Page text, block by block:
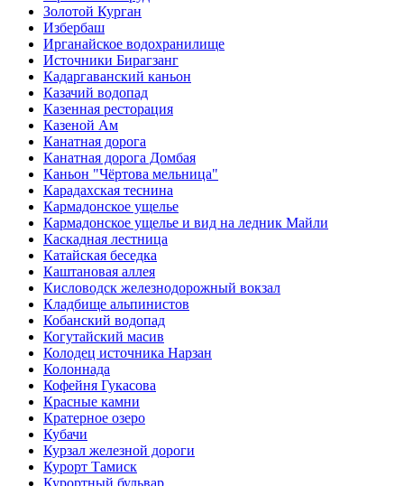
Золотой Курган
Избербаш
Ирганайское водохранилище
Источники Бирагзанг
Кадаргаванский каньон
Казачий водопад
Казенная ресторация
Казеной Ам
Канатная дорога
Канатная дорога Домбая
Каньон "Чёртова мельница"
Карадахская теснина
Кармадонское ущелье
Кармадонское ущелье и вид на ледник Майли
Каскадная лестница
Катайская беседка
Каштановая аллея
Кисловодск железнодорожный вокзал
Кладбище альпинистов
Кобанский водопад
Когутайский масив
Колодец источника Нарзан
Колоннада
Кофейня Гукасова
Красные камни
Кратерное озеро
Кубачи
Курзал железной дороги
Курорт Тамиск
Курортный бульвар